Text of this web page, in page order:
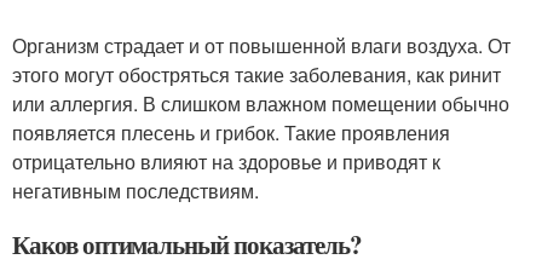
Организм страдает и от повышенной влаги воздуха. От
этого могут обостряться такие заболевания, как ринит
или аллергия. В слишком влажном помещении обычно
появляется плесень и грибок. Такие проявления
отрицательно влияют на здоровье и приводят к
негативным последствиям.
Каков оптимальный показатель?